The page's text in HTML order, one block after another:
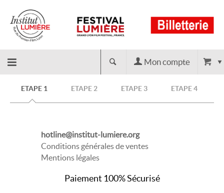
Retour
Mon compte
ETAPE 1 ETAPE 2 ETAPE 3 ETAPE 4
hotline@institut-lumiere.org
Conditions générales de ventes
Mentions légales
Paiement 100% Sécurisé